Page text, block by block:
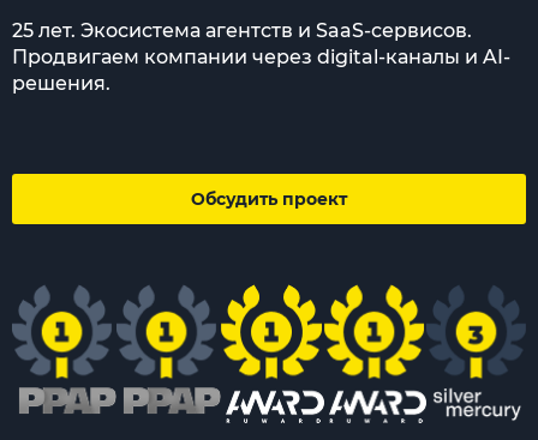
25 лет. Экосистема агентств и SaaS-сервисов.
Продвигаем компании через digital-каналы и AI-
решения.
Обсудить проект